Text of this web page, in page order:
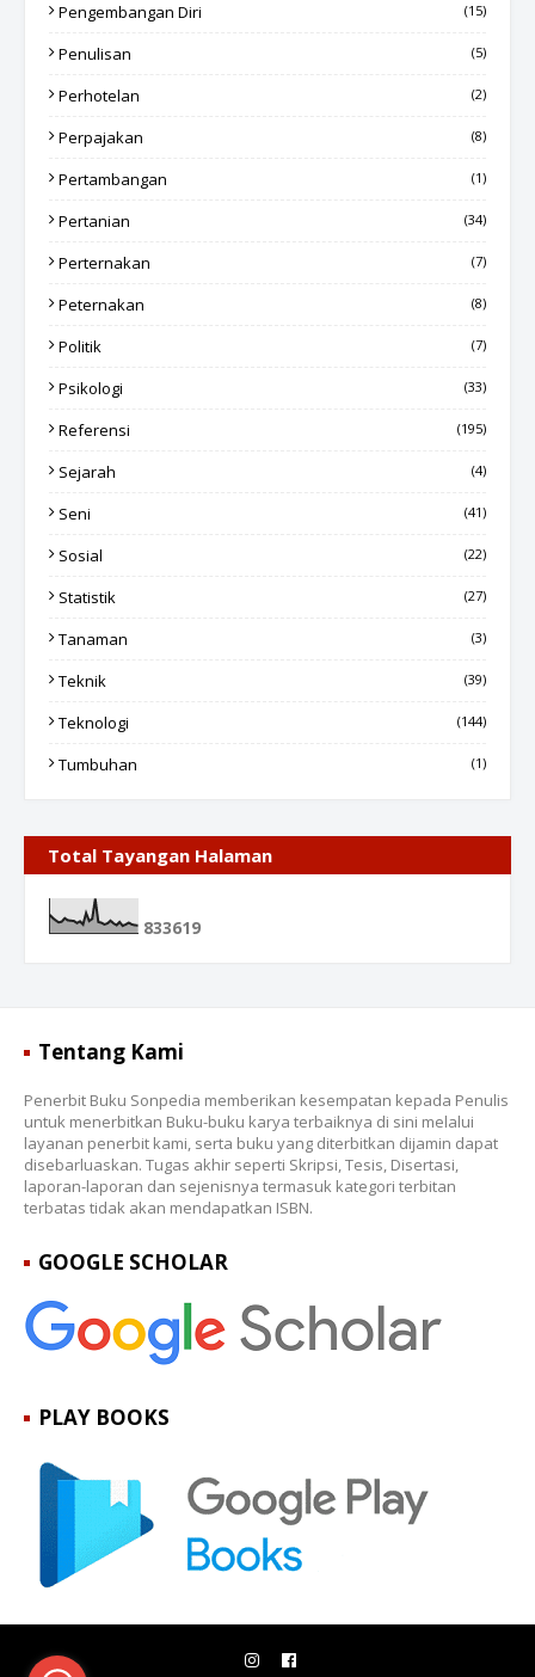
Pengembangan Diri (15)
Penulisan (5)
Perhotelan (2)
Perpajakan (8)
Pertambangan (1)
Pertanian (34)
Perternakan (7)
Peternakan (8)
Politik (7)
Psikologi (33)
Referensi (195)
Sejarah (4)
Seni (41)
Sosial (22)
Statistik (27)
Tanaman (3)
Teknik (39)
Teknologi (144)
Tumbuhan (1)
Total Tayangan Halaman
833619
Tentang Kami
Penerbit Buku Sonpedia memberikan kesempatan kepada Penulis
untuk menerbitkan Buku-buku karya terbaiknya di sini melalui
layanan penerbit kami, serta buku yang diterbitkan dijamin dapat
disebarluaskan. Tugas akhir seperti Skripsi, Tesis, Disertasi,
laporan-laporan dan sejenisnya termasuk kategori terbitan
terbatas tidak akan mendapatkan ISBN.
GOOGLE SCHOLAR
PLAY BOOKS